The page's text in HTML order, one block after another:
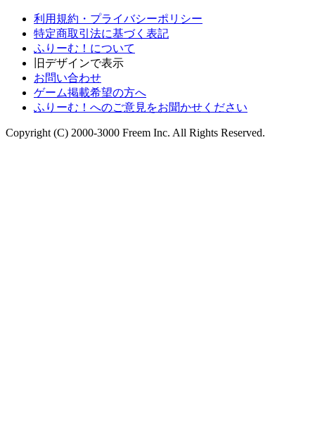
利用規約・プライバシーポリシー
特定商取引法に基づく表記
ふりーむ！について
旧デザインで表示
お問い合わせ
ゲーム掲載希望の方へ
ふりーむ！へのご意見をお聞かせください
Copyright (C) 2000-3000 Freem Inc. All Rights Reserved.